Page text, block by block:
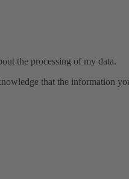
the processing of my data.
that the information